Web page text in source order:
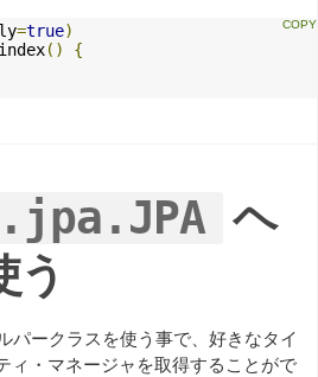
=true)
()
{
ヘ
う
パークラスを使う事で、好きなタイ
ィ・マネージャを取得することがで